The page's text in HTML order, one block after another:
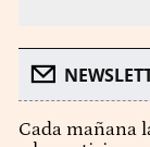
Cada mañana